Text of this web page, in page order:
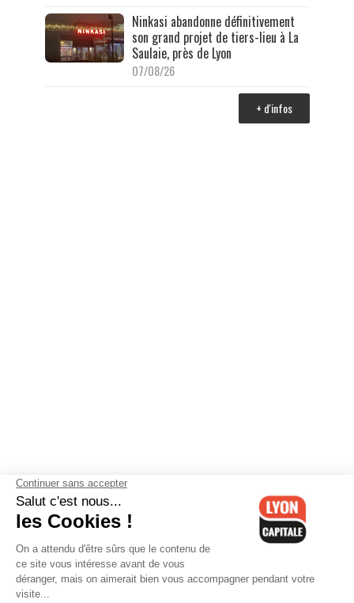
Ninkasi abandonne définitivement
son grand projet de tiers-lieu à La
Saulaie, près de Lyon
07/08/26
+ d'infos